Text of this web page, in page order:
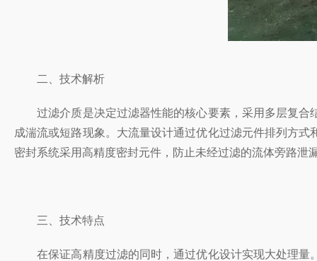
二、技术解析
过滤介质是决定过滤器性能的核心要素，采用多层复合
成湍流或短路现象。大流量设计通过优化过滤元件排列方
密封系统采用高精度密封元件，防止未经过滤的流体旁路
三、技术特点
在保证高精度过滤的同时，通过优化设计实现大处理量